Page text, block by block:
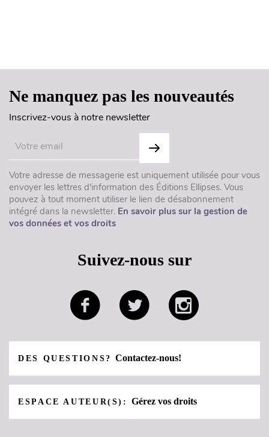
Ne manquez pas les nouveautés
Inscrivez-vous à notre newsletter
Votre adresse de messagerie est uniquement utilisée pour vous
envoyer les lettres d'information des Éditions Ellipses. Vous
pouvez à tout moment utiliser le lien de désabonnement
intégré dans la newsletter. En savoir plus sur la gestion de
vos données et vos droits
Suivez-nous sur
DES QUESTIONS?Contactez-nous!
ESPACE AUTEUR(S):Gérez vos droits